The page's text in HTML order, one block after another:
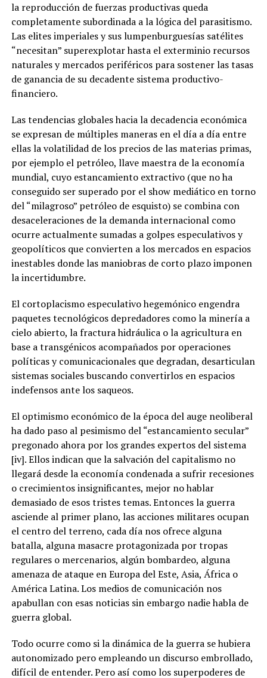
la reproducción de fuerzas productivas queda
completamente subordinada a la lógica del parasitismo.
Las elites imperiales y sus lumpenburguesías satélites
“necesitan” superexplotar hasta el exterminio recursos
naturales y mercados periféricos para sostener las tasas
de ganancia de su decadente sistema productivo-
financiero.
Las tendencias globales hacia la decadencia económica
se expresan de múltiples maneras en el día a día entre
ellas la volatilidad de los precios de las materias primas,
por ejemplo el petróleo, llave maestra de la economía
mundial, cuyo estancamiento extractivo (que no ha
conseguido ser superado por el show mediático en torno
del “milagroso” petróleo de esquisto) se combina con
desaceleraciones de la demanda internacional como
ocurre actualmente sumadas a golpes especulativos y
geopolíticos que convierten a los mercados en espacios
inestables donde las maniobras de corto plazo imponen
la incertidumbre.
El cortoplacismo especulativo hegemónico engendra
paquetes tecnológicos depredadores como la minería a
cielo abierto, la fractura hidráulica o la agricultura en
base a transgénicos acompañados por operaciones
políticas y comunicacionales que degradan, desarticulan
sistemas sociales buscando convertirlos en espacios
indefensos ante los saqueos.
El optimismo económico de la época del auge neoliberal
ha dado paso al pesimismo del “estancamiento secular”
pregonado ahora por los grandes expertos del sistema
[iv]. Ellos indican que la salvación del capitalismo no
llegará desde la economía condenada a sufrir recesiones
o crecimientos insignificantes, mejor no hablar
demasiado de esos tristes temas. Entonces la guerra
asciende al primer plano, las acciones militares ocupan
el centro del terreno, cada día nos ofrece alguna
batalla, alguna masacre protagonizada por tropas
regulares o mercenarios, algún bombardeo, alguna
amenaza de ataque en Europa del Este, Asia, África o
América Latina. Los medios de comunicación nos
apabullan con esas noticias sin embargo nadie habla de
guerra global.
Todo ocurre como si la dinámica de la guerra se hubiera
autonomizado pero empleando un discurso embrollado,
difícil de entender. Pero así como los superpoderes de